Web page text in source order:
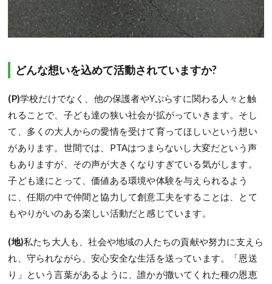
どんな想いを込めて活動されていますか?
(P)学校だけでなく、他の保護者やYぷらすに関わる人々と触
れることで、子ども達の狭い社会が拡がっていきます。そし
て、多くの大人からの愛情を受けて育ってほしいという想い
があります。世間では、PTAはつまらないし大変だという声
もありますが、その声が大きくなりすぎている気がします。
子ども達にとって、価値ある環境や体験を与えられるよう
に、任期の中で仲間と協力して創意工夫をすることは、とて
もやりがいのある楽しい活動だと感じています。
(地)私たち大人も、社会や地域の人たちの貢献や努力に支えら
れ、守られながら、安心安全な生活を送っています。「恩送
り」という言葉があるように、誰かが撒いてくれた種の恩恵